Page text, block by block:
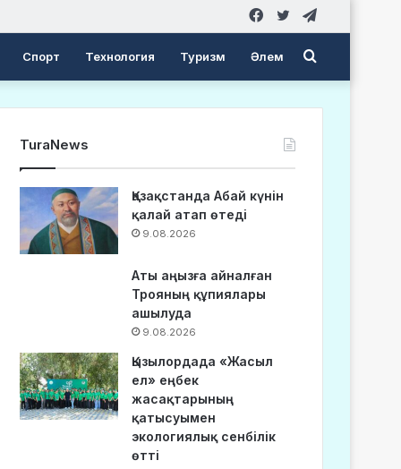
Twitter
Facebook
Спорт Технология Туризм Әлем Search
for
TuraNews
Қазақстанда Абай күнін
қалай атап өтеді
9.08.2026
Аты аңызға айналған
Трояның құпиялары
ашылуда
9.08.2026
Қызылордада «Жасыл
ел» еңбек
жасақтарының
қатысуымен
экологиялық сенбілік
өтті